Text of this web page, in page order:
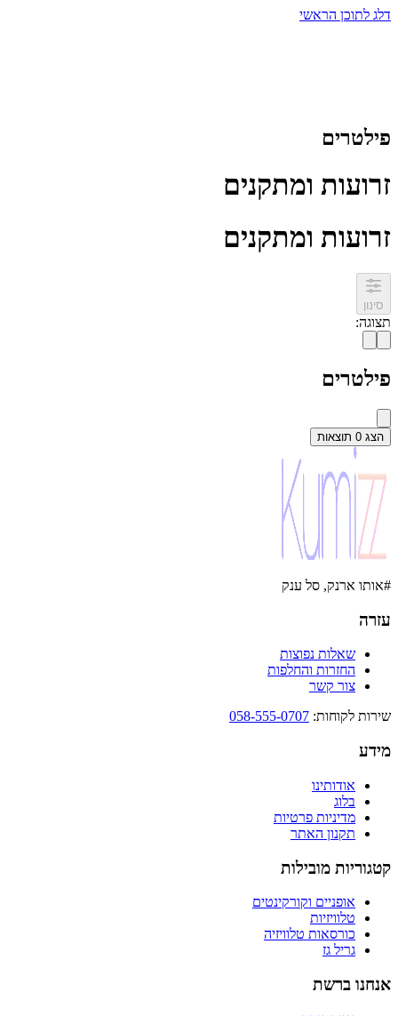
דלג לתוכן הראשי
פילטרים
זרועות ומתקנים
זרועות ומתקנים
סינון
תצוגה:
פילטרים
הצג 0 תוצאות
#אותו ארנק, סל ענק
עזרה
שאלות נפוצות
החזרות והחלפות
צור קשר
שירות לקוחות:
058-555-0707
מידע
אודותינו
בלוג
מדיניות פרטיות
תקנון האתר
קטגוריות מובילות
אופניים וקורקינטים
טלוויזיות
כורסאות טלוויזיה
גריל גז
אנחנו ברשת